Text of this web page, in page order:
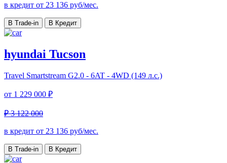
в кредит от 23 136 руб/мес.
В Trade-in В Кредит
hyundai Tucson
Travel Smartstream G2.0 - 6AT - 4WD (149 л.с.)
от 1 229 000 ₽
₽ 3 122 000
в кредит от 23 136 руб/мес.
В Trade-in В Кредит